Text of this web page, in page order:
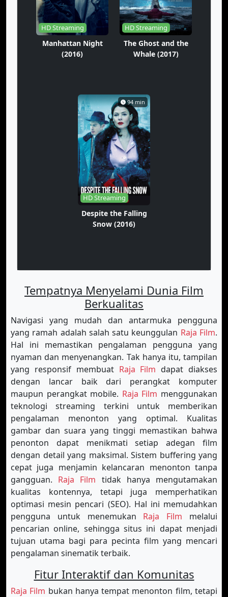
HD Streaming
Manhattan Night
(2016)
HD Streaming
The Ghost and the
Whale (2017)
94 min
HD Streaming
Despite the Falling
Snow (2016)
Tempatnya Menyelami Dunia Film
Berkualitas
Navigasi yang mudah dan antarmuka pengguna
yang ramah adalah salah satu keunggulan Raja Film.
Hal ini memastikan pengalaman pengguna yang
nyaman dan menyenangkan. Tak hanya itu, tampilan
yang responsif membuat Raja Film dapat diakses
dengan lancar baik dari perangkat komputer
maupun perangkat mobile. Raja Film menggunakan
teknologi streaming terkini untuk memberikan
pengalaman menonton yang optimal. Kualitas
gambar dan suara yang tinggi memastikan bahwa
penonton dapat menikmati setiap adegan film
dengan detail yang maksimal. Sistem buffering yang
cepat juga menjamin kelancaran menonton tanpa
gangguan. Raja Film tidak hanya mengutamakan
kualitas kontennya, tetapi juga memperhatikan
optimasi mesin pencari (SEO). Hal ini memudahkan
pengguna untuk menemukan Raja Film melalui
pencarian online, sehingga situs ini dapat menjadi
tujuan utama bagi para pecinta film yang mencari
pengalaman sinematik terbaik.
Fitur Interaktif dan Komunitas
Raja Film bukan hanya tempat menonton film, tetapi